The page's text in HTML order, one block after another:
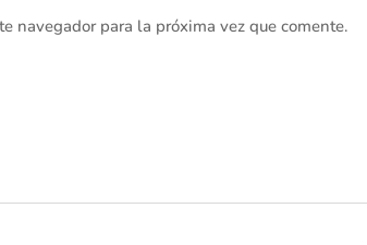
navegador para la próxima vez que comente.